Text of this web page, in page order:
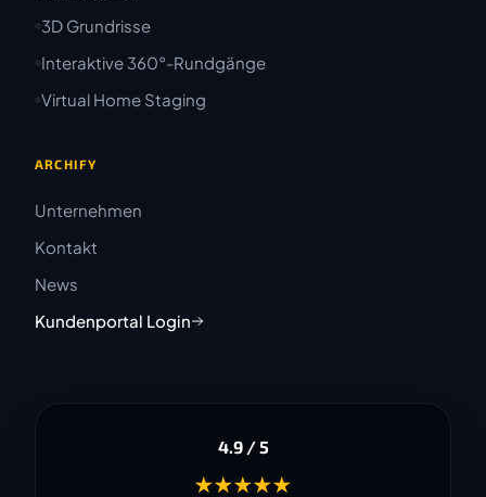
3D Grundrisse
Interaktive 360°-Rundgänge
Virtual Home Staging
ARCHIFY
Unternehmen
Kontakt
News
Kundenportal Login
4.9 / 5
★★★★★